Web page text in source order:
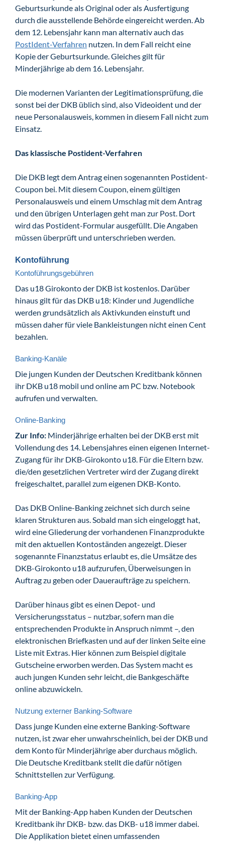
Geburtsurkunde als Original oder als Ausfertigung
durch die ausstellende Behörde eingereicht werden. Ab
dem 12. Lebensjahr kann man alternativ auch das
PostIdent-Verfahren nutzen. In dem Fall reicht eine
Kopie der Geburtsurkunde. Gleiches gilt für
Minderjährige ab dem 16. Lebensjahr.
Die modernen Varianten der Legitimationsprüfung, die
sonst bei der DKB üblich sind, also Videoident und der
neue Personalausweis, kommen in diesem Fall nicht zum
Einsatz.
Das klassische Postident-Verfahren
Die DKB legt dem Antrag einen sogenannten Postident-
Coupon bei. Mit diesem Coupon, einem gültigen
Personalausweis und einem Umschlag mit dem Antrag
und den übrigen Unterlagen geht man zur Post. Dort
wird das Postident-Formular ausgefüllt. Die Angaben
müssen überprüft und unterschrieben werden.
Kontoführung
Kontoführungsgebühren
Das u18 Girokonto der DKB ist kostenlos. Darüber
hinaus gilt für das DKB u18: Kinder und Jugendliche
werden grundsätzlich als Aktivkunden einstuft und
müssen daher für viele Bankleistungen nicht einen Cent
bezahlen.
Banking-Kanäle
Die jungen Kunden der Deutschen Kreditbank können
ihr DKB u18 mobil und online am PC bzw. Notebook
aufrufen und verwalten.
Online-Banking
Zur Info: Minderjährige erhalten bei der DKB erst mit
Vollendung des 14. Lebensjahres einen eigenen Internet-
Zugang für ihr DKB-Girokonto u18. Für die Eltern bzw.
die/den gesetzlichen Vertreter wird der Zugang direkt
freigeschaltet, parallel zum eigenen DKB-Konto.
Das DKB Online-Banking zeichnet sich durch seine
klaren Strukturen aus. Sobald man sich eingeloggt hat,
wird eine Gliederung der vorhandenen Finanzprodukte
mit den aktuellen Kontoständen angezeigt. Dieser
sogenannte Finanzstatus erlaubt es, die Umsätze des
DKB-Girokonto u18 aufzurufen, Überweisungen in
Auftrag zu geben oder Daueraufträge zu speichern.
Darüber hinaus gibt es einen Depot- und
Versicherungsstatus – nutzbar, sofern man die
entsprechenden Produkte in Anspruch nimmt –, den
elektronischen Briefkasten und auf der linken Seite eine
Liste mit Extras. Hier können zum Beispiel digitale
Gutscheine erworben werden. Das System macht es
auch jungen Kunden sehr leicht, die Bankgeschäfte
online abzuwickeln.
Nutzung externer Banking-Software
Dass junge Kunden eine externe Banking-Software
nutzen, ist zwar eher unwahrscheinlich, bei der DKB und
dem Konto für Minderjährige aber durchaus möglich.
Die Deutsche Kreditbank stellt die dafür nötigen
Schnittstellen zur Verfügung.
Banking-App
Mit der Banking-App haben Kunden der Deutschen
Kreditbank ihr DKB- bzw. das DKB- u18 immer dabei.
Die Applikation bietet einen umfassenden